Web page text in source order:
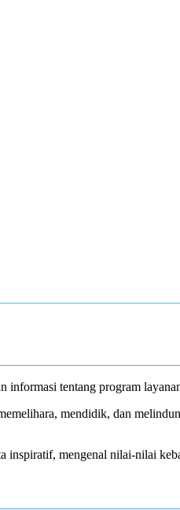
tentang program
mendidik, dan
mengenal nilai-nilai